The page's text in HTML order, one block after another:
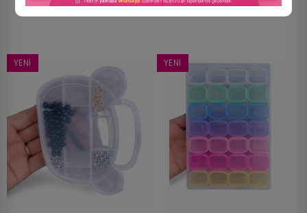
YENI YENI